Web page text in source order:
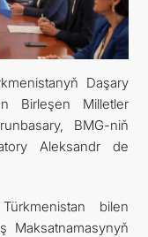
Daşary
Birleşen Milletler
BMG-niň
Aleksandr de
bilen
Maksatnamasynyň